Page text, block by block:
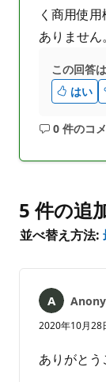
く商用使
ありません。
この回答
はい
0 件のコ
コ
は
あ
り
せ
5 件の追
並べ替え方法:
2020年10月28
ありがとう